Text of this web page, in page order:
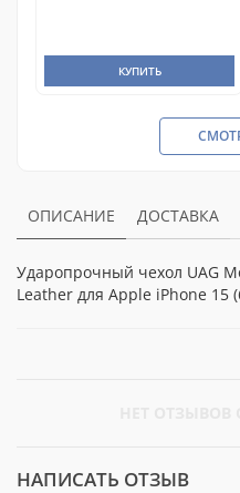
КУПИТЬ
ОПИСАНИЕ ДОСТАВКА
Ударопрочный чехол UAG
Leather для Apple iPhone 15
НАПИСАТЬ ОТЗЫВ